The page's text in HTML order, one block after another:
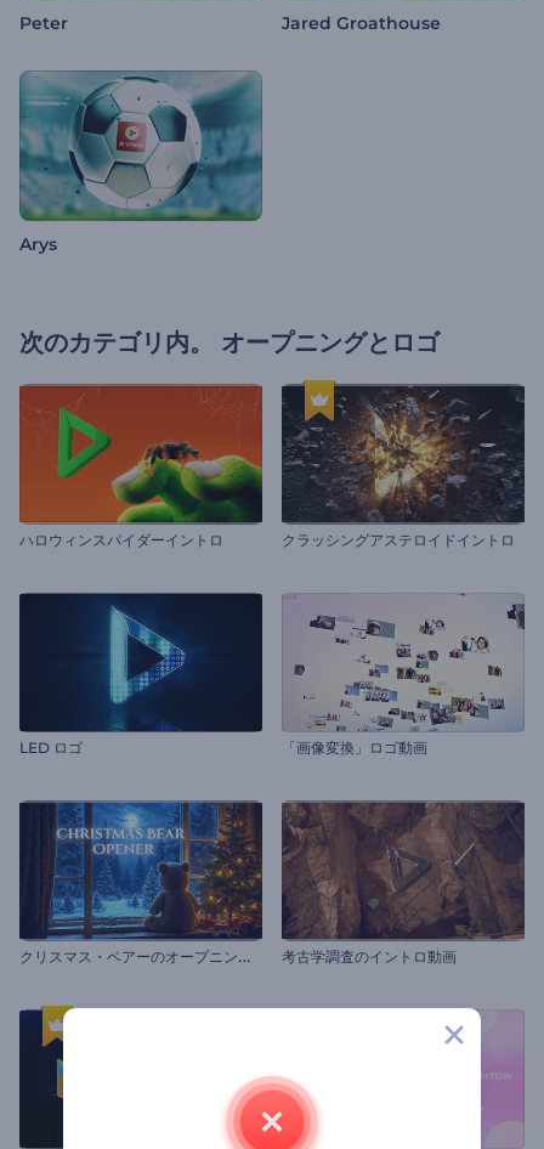
Peter Jared Groathouse
Arys
次のカテゴリ内。 オープニングとロゴ
ハロウィンスパイダーイントロ クラッシングアステロイドイントロ
LED ロゴ 「画像変換」ロゴ動画
ク
リスマス・ベアーのオープニング動画 考古学調査のイントロ動画